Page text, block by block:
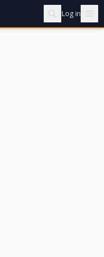
Log in